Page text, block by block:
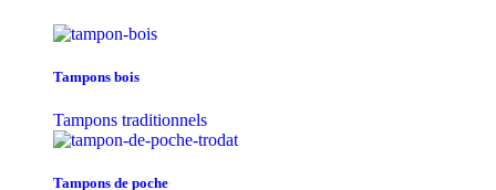
Tampons bois
Tampons traditionnels
Tampons de poche